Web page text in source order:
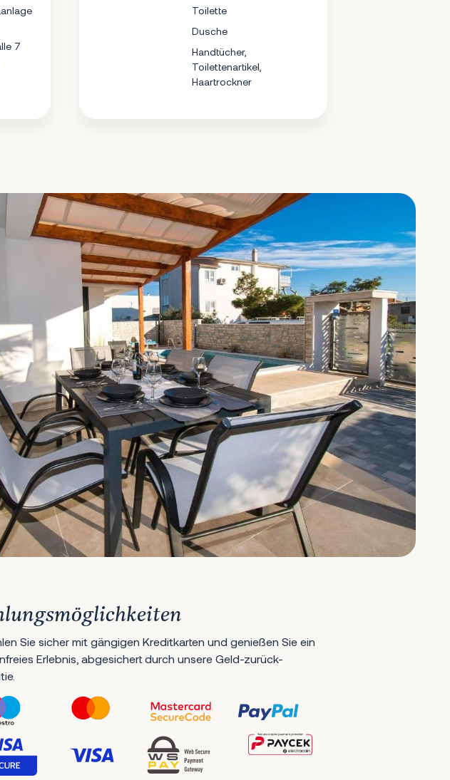
7
Toilette
Dusche
Handtücher,
Toilettenartikel,
Haartrockner
Sie sicher mit gängigen Kreditkarten und genießen Sie ein
Erlebnis, abgesichert durch unsere Geld-zurück-